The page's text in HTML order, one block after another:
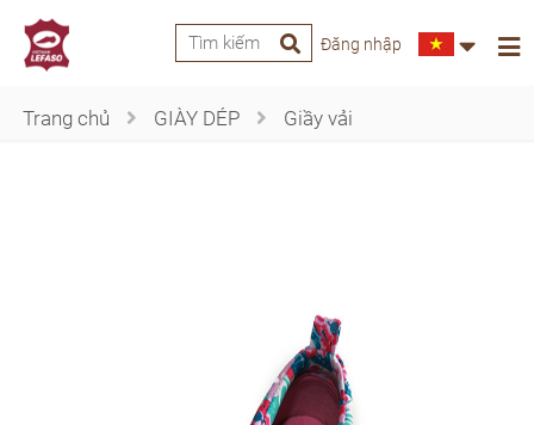
Đăng nhập
Trang chủ GIÀY DÉP Giầy vải